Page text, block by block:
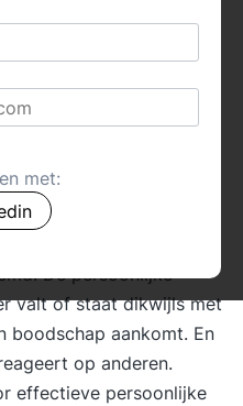
van de
De persoonlijke
valt of staat dikwijls met
boodschap aankomt. En
op anderen.
effectieve persoonlijke
met: